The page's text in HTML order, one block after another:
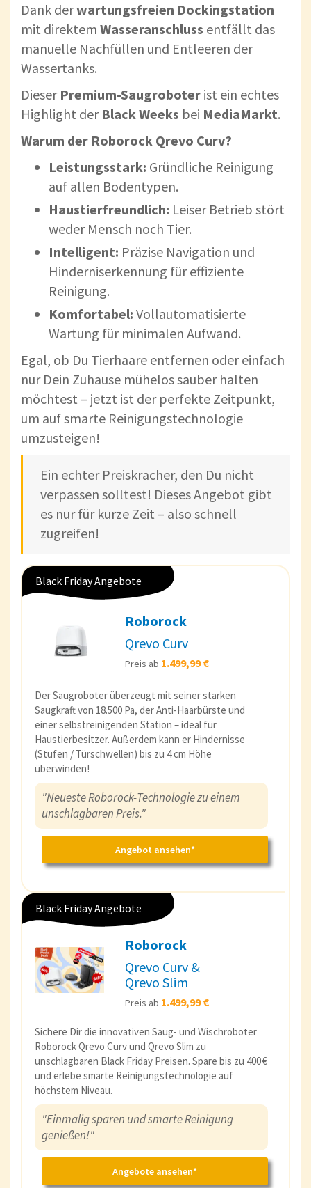
Dank derwartungsfreien Dockingstation
mit direktem Wasseranschluss entfällt das
manuelle Nachfüllen und Entleeren der
Wassertanks.
Dieser Premium-Saugroboter ist ein echtes
Highlight der Black Weeks bei MediaMarkt.
Warum der Roborock Qrevo Curv?
Leistungsstark: Gründliche Reinigung
auf allen Bodentypen.
Haustierfreundlich: Leiser Betrieb stört
weder Mensch noch Tier.
Intelligent: Präzise Navigation und
Hinderniserkennung für effiziente
Reinigung.
Komfortabel: Vollautomatisierte
Wartung für minimalen Aufwand.
Egal, ob Du Tierhaare entfernen oder einfach
nur Dein Zuhause mühelos sauber halten
möchtest – jetzt ist der perfekte Zeitpunkt,
um auf smarte Reinigungstechnologie
umzusteigen!
Ein echter Preiskracher, den Du nicht
verpassen solltest! Dieses Angebot gibt
es nur für kurze Zeit – also schnell
zugreifen!
Black Friday Angebote
Roborock
Qrevo Curv
Preis ab 1.499,99 €
Der Saugroboter überzeugt mit seiner starken
Saugkraft von 18.500 Pa, der Anti-Haarbürste und
einer selbstreinigenden Station – ideal für
Haustierbesitzer. Außerdem kann er Hindernisse
(Stufen / Türschwellen) bis zu 4 cm Höhe
überwinden!
"Neueste Roborock-Technologie zu einem
unschlagbaren Preis."
Angebot ansehen*
Black Friday Angebote
Roborock
Qrevo Curv &
Qrevo Slim
Preis ab 1.499,99 €
Sichere Dir die innovativen Saug- und Wischroboter
Roborock Qrevo Curv und Qrevo Slim zu
unschlagbaren Black Friday Preisen. Spare bis zu 400 €
und erlebe smarte Reinigungstechnologie auf
höchstem Niveau.
"Einmalig sparen und smarte Reinigung
genießen!"
Angebote ansehen*